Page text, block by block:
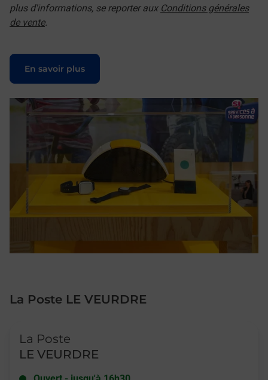
plus d'informations, se reporter aux Conditions générales
de vente.
En savoir plus
Le lien s'ouvre dans un nouvel onglet
La Poste LE VEURDRE
La Poste
LE VEURDRE